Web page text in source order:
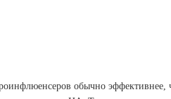
обычно